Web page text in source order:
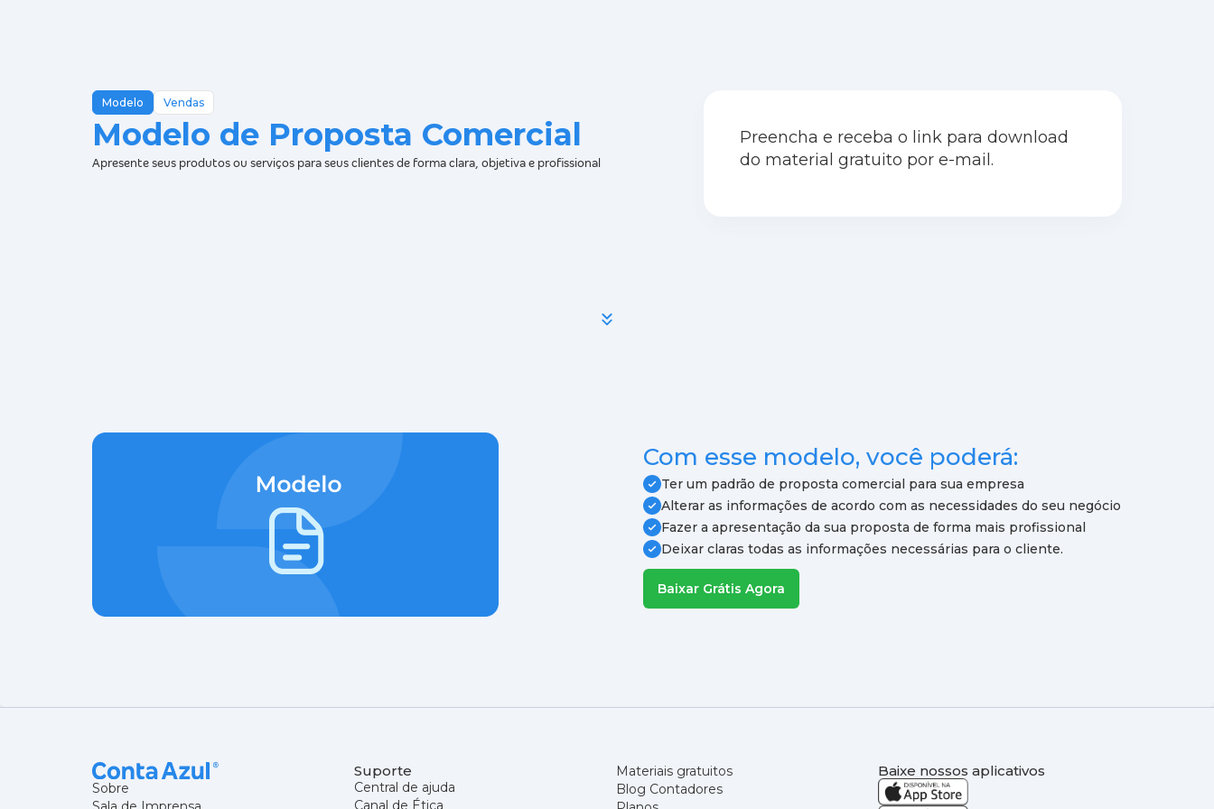
Modelo Vendas
Modelo de Proposta Comercial
Apresente seus produtos ou serviços para seus clientes de forma clara, objetiva e profissional
Preencha e receba o link para download
do material gratuito por e-mail.
Com esse modelo, você poderá:
Ter um padrão de proposta comercial para sua empresa
Alterar as informações de acordo com as necessidades do seu negócio
Fazer a apresentação da sua proposta de forma mais profissional
Deixar claras todas as informações necessárias para o cliente.
Baixar Grátis Agora
Sobre
Suporte
Central de ajuda
Canal de Ética
Materiais gratuitos
Blog Contadores
Baixe nossos aplicativos